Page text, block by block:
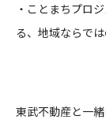
・ことまちプロ
る、地域ならで
東武不動産と一